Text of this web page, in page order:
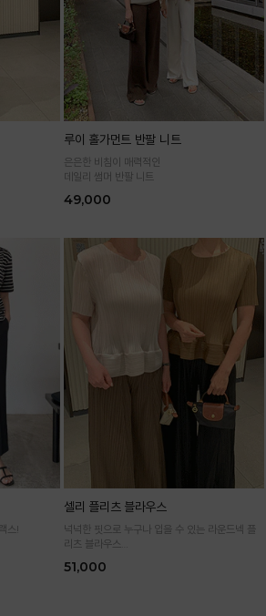
루이 홀가먼트 반팔 니트
은은한 비침이 매력적인
데일리 썸머 반팔 니트
49,000
스!
셀리 플리츠 블라우스
넉넉한 핏으로 누구나 입을 수 있는 라운드넥 플
리츠 블라우스
51,000